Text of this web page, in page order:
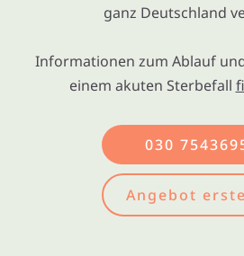
ganz Deutschland
Informationen zum Ablauf
einem akuten Sterbefall
030
Angebot